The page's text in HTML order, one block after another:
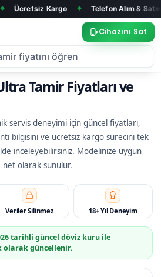
Kargo ◆ Telefon Alım & Satım ◆
Cihazını Sat
Tamir Fiyatları ve
servis deneyimi için güncel fiyatları,
bilgisini ve ücretsiz kargo sürecini tek
inceleyebilirsiniz. Modelinize uygun
net olarak sunulur.
Veriler Silinmez 18+ Yıl Deneyim
tarihli güncel döviz kuru ile
olarak güncellenir.